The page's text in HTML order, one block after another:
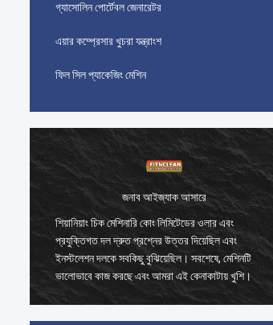
গ্যাসোলিন পোর্টেবল জেনারেটর
এয়ার কম্প্রেসার খুচরা যন্ত্রাংশ
ফিল সিল প্যাকেজিং মেশিন
জনাব আইজ্যাক আসারে
শিয়ানিয়াং চিক মেশিনারি কোং লিমিটেডের ওলার এবং
প্রযুক্তিগত দল দ্রুত প্রশ্নের উত্তর দিয়েছিল এবং
ইনস্টলেশন দলকে সবকিছু বুঝিয়েছিল। সবশেষে, মেশিনটি
ভালোভাবে কাজ করছে এবং আমরা এই কেনাকাটায় খুশি।